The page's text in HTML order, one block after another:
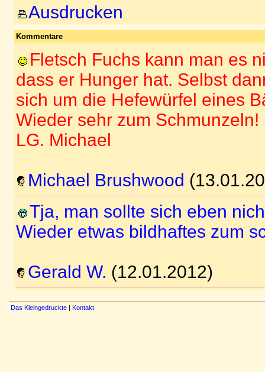
Ausdrucken
Kommentare
Fletsch Fuchs kann man es
dass er Hunger hat. Selbst
sich um die Hefewürfel eines
Wieder sehr zum Schmunzeln!
LG. Michael
Michael Brushwood
Tja, man sollte sich eben
Wieder etwas bildhaftes zum
Gerald W. (12.01.2012)
Das Kleingedruckte | Kontakt